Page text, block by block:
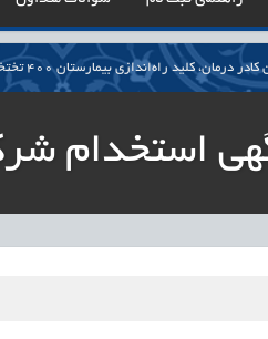
درمان، کلید راه‌اندازی بیمارستان ۴۰۰ تختخوابی شهدای اسلامشهر
کار معین، راهکار پایدار برای ساماندهی
مرکز منابع انسانی آموزش‌وپرورش: داوطلبان
استخدام